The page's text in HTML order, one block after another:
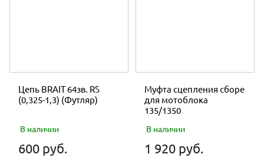
Цепь BRAIT 64зв. RS
(0,325-1,3) (Футляр)
В наличии
600 руб.
Муфта сцепления сборе
для мотоблока
135/1350
В наличии
1 920 руб.